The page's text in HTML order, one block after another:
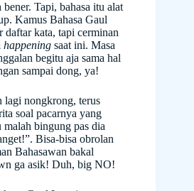
bener. Tapi, bahasa itu alat
Kamus Bahasa Gaul
daftar kata, tapi cerminan
happening saat ini. Masa
begitu aja sama hal
sampai dong, ya!
lagi nongkrong, terus
soal pacarnya yang
bingung pas dia
Bisa-bisa obrolan
Bahasawan bakal
ga asik! Duh, big NO!